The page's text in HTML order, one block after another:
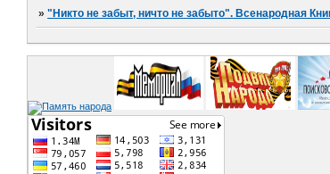
»"Никто не забыт, ничто не забыто". Всенародная